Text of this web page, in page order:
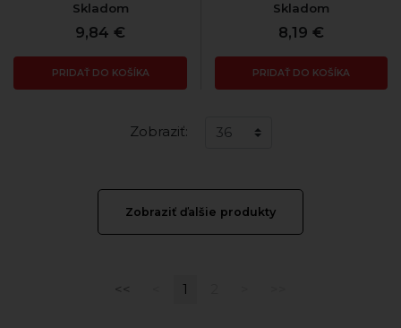
Skladom
9,84 €
PRIDAŤ DO KOŠÍKA
Skladom
8,19 €
PRIDAŤ DO KOŠÍKA
Zobraziť:
Zobraziť ďalšie produkty
<< 1